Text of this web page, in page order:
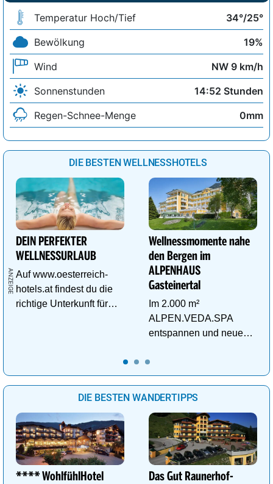
Temperatur Hoch/Tief
34°/25°
Bewölkung
19%
Wind
NW 9 km/h
Sonnenstunden
14:52 Stunden
Regen-Schnee-Menge
0mm
DIE BESTEN WELLNESSHOTELS
DEIN PERFEKTER
WELLNESSURLAUB
Auf www.oesterreich-
hotels.at findest du die
richtige Unterkunft für
Wellnessmomente nahe
den Bergen im
ALPENHAUS
Gasteinertal
Im 2.000 m²
ALPEN.VEDA.SPA
entspannen und neue
Gesundheit tanken.
DIE BESTEN WANDERTIPPS
**** WohlfühlHotel Das Gut Raunerhof-